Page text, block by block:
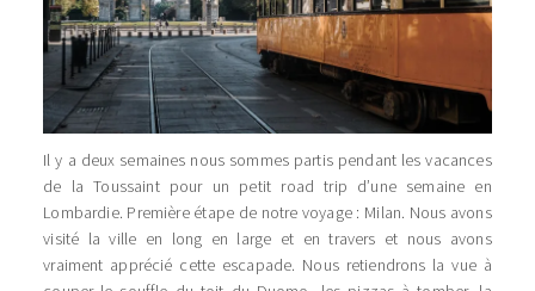
Il y a deux semaines nous sommes partis pendant les vacances
de la Toussaint pour un petit road trip d’une semaine en
Lombardie. Première étape de notre voyage : Milan. Nous avons
visité la ville en long en large et en travers et nous avons
vraiment apprécié cette escapade. Nous retiendrons la vue à